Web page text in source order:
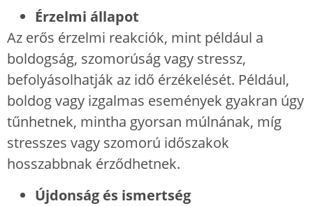
Érzelmi állapot
Az erős érzelmi reakciók, mint például a
boldogság, szomorúság vagy stressz,
befolyásolhatják az idő érzékelését. Például,
boldog vagy izgalmas események gyakran úgy
tűnhetnek, mintha gyorsan múlnának, míg
stresszes vagy szomorú időszakok
hosszabbnak érződhetnek.
Újdonság és ismertség